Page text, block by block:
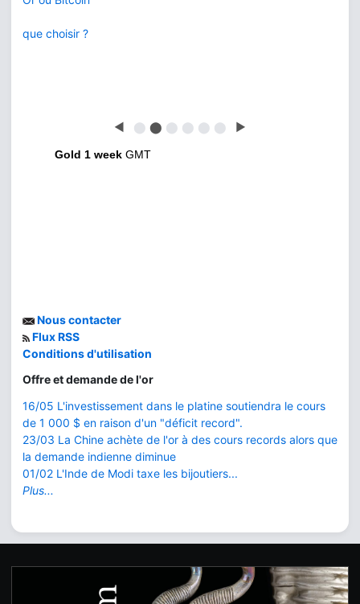
que choisir ?
◀ ⬤ ⬤ ⬤ ⬤ ⬤ ⬤ ▶
Gold 1 week GMT
Nous contacter
Flux RSS
Conditions d'utilisation
Offre et demande de l'or
16/05 L'investissement dans le platine soutiendra le cours
de 1 000 $ en raison d'un "déficit record".
23/03 La Chine achète de l'or à des cours records alors que
la demande indienne diminue
01/02 L'Inde de Modi taxe les bijoutiers...
Plus...